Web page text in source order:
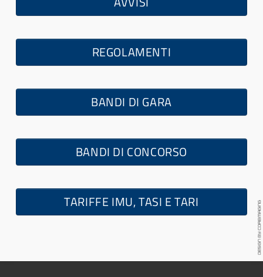
REGOLAMENTI
BANDI DI GARA
BANDI DI CONCORSO
TARIFFE IMU, TASI E TARI